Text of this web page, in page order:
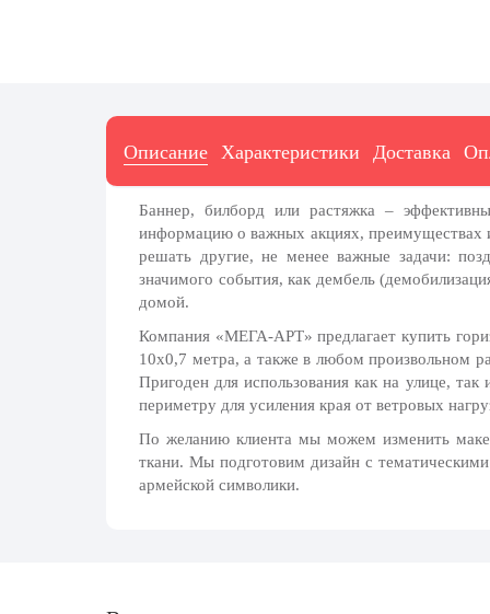
парада на Красной площади
10 ноября, День сотрудника органов
внутренних дел РФ
19 ноября, День Ракетных Войск и
День матери (последнее воскресенье
ноября)
5 декабря, День начала
контрнаступления советских войск
9 декабря, Международный день
Описание Характеристики Доставка
Баннер, билборд или растяжка –
информацию о важных акциях, преимуществах
решать другие, не менее важные задачи:
значимого события, как дембель
домой.
Компания «МЕГА-АРТ» предлагает купить
10х0,7 метра, а также в любом произвольном
Пригоден для использования как на улице,
периметру для усиления края от ветровых
По желанию клиента мы можем изменить
ткани. Мы подготовим дизайн с
армейской символики.